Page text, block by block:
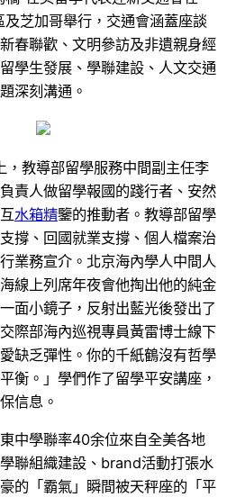
芝加哥舉行，交通會涵蓋座談
春聯歡、文明參訪及非遺親身經
學生發展、學聯建設、人文交通
深刻溝通。
教導部留學服務中間副主任李
責人做留學報國的踐行者、安然
水箱精鑒的推動者。教導部留學
撐、回國就業支撐、個人檔案治
業務宣介。北京海內學人中間人
線上列席年夜會他掏出他的純金
面小鏡子，反射出藍光後發出了
際部海內巡視專員黃雷博士線下
缺乏彈性。你的千紙鶴沒有哲學
衡。」學們作了留學平安講座，
信息。
中學聯率40余位來自全美各地
聯組織建設、brand活動打張水
的「霸氣」瞬間被天秤座的「平